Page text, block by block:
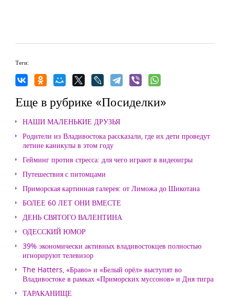
Теги:
Еще в рубрике «Посиделки»
НАШИ МАЛЕНЬКИЕ ДРУЗЬЯ
Родители из Владивостока рассказали, где их дети проведут
летние каникулы в этом году
Гейминг против стресса: для чего играют в видеоигры
Путешествия с питомцами
Приморская картинная галерея: от Лиможа до Шикотана
БОЛЕЕ 60 ЛЕТ ОНИ ВМЕСТЕ
ДЕНЬ СВЯТОГО ВАЛЕНТИНА
ОДЕССКИЙ ЮМОР
39% экономически активных владивостокцев полностью
игнорируют телевизор
The Hatters, «Браво» и «Белый орёл» выступят во
Владивостоке в рамках «Приморских муссонов» и Дня тигра
ТАРАКАНИЩЕ